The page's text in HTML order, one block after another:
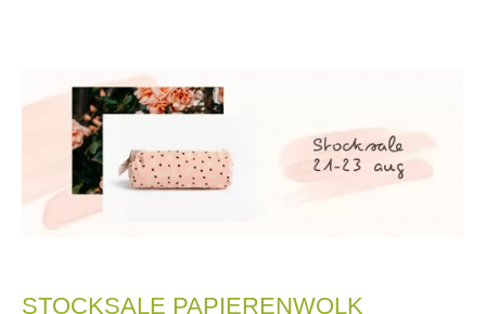
STOCKSALE PAPIERENWOLK